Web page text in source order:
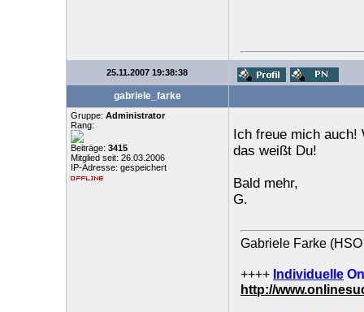
25.11.2007 19:38:38
gabriele_farke
Gruppe: Administrator
Rang:
Beiträge: 3415
Mitglied seit: 26.03.2006
IP-Adresse: gespeichert
Ich freue mich auch!
das weißt Du!
Bald mehr,
G.
Gabriele Farke (HSO
++++ Individuelle
http://